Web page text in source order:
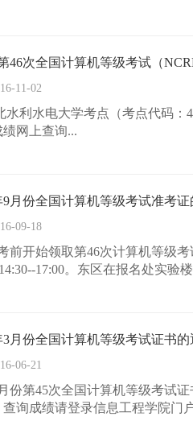
46次全国计算机等级考试（
11-02
水利水电大学考点（考点代码：
网上查询...
9月份全国计算机等级考试准考
09-18
前开始领取第46次计算机等级
17:00。东区在报名处实验
3月份全国计算机等级考试证书的
06-21
份第45次全国计算机等级考试
询成绩请登录信息工程学院门